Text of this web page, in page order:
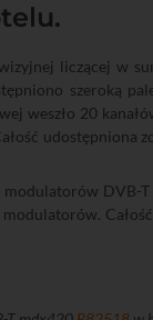
liczącej w
szeroką
weszło 20
udostępniona
modulatorów DVB-